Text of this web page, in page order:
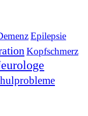
Epilepsie
Kopfschmerz